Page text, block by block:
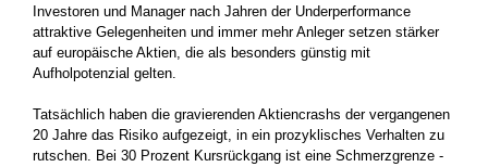
Investoren und Manager nach Jahren der Underperformance
attraktive Gelegenheiten und immer mehr Anleger setzen stärker
auf europäische Aktien, die als besonders günstig mit
Aufholpotenzial gelten.
Tatsächlich haben die gravierenden Aktiencrashs der vergangenen
20 Jahre das Risiko aufgezeigt, in ein prozyklisches Verhalten zu
rutschen. Bei 30 Prozent Kursrückgang ist eine Schmerzgrenze ­